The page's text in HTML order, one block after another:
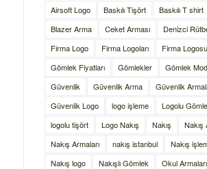
Airsoft Logo Baskılı Tişört
Baskılı T shirt
Blazer Arma
Ceket Arması
Denizci
Firma Logo
Firma Logoları Firma Logosu
Gömlek Fiyatları
Gömlekler
Gömlek
Güvenlik
Güvenlik Arma
Güvenlik
Güvenlik Logo
logo işleme
Logolu
logolu tişört
Logo Nakış Nakış
Nakış
Nakış Armaları
nakış istanbul
Nakış
Nakış logo
Nakışlı Gömlek
Okul Armaları